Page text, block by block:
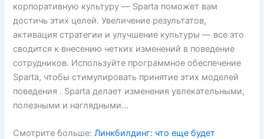
корпоративную культуру — Sparta поможет вам
достичь этих целей. Увеличение результатов,
активация стратегии и улучшение культуры — все это
сводится к внесению четких изменений в поведение
сотрудников. Используйте программное обеспечение
Sparta, чтобы стимулировать принятие этих моделей
поведения . Sparta делает изменения увлекательными,
полезными и наглядными…
Смотрите больше:Линкбилдинг: что еще будет